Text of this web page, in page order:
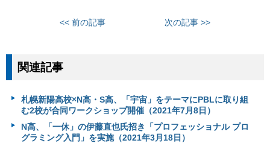
<< 前の記事 次の記事 >>
関連記事
札幌新陽高校×N高・S高、「宇宙」をテーマにPBLに取り組
む2校が合同ワークショップ開催（2021年7月8日）
N高、「一休」の伊藤直也氏招き「プロフェッショナル プロ
グラミング入門」を実施（2021年3月18日）